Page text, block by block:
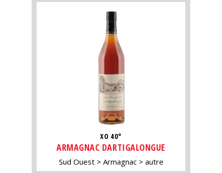
XO 40°
ARMAGNAC DARTIGALONGUE
Sud Ouest Armagnac autre